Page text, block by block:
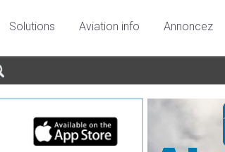
Solutions Aviation info Annoncez